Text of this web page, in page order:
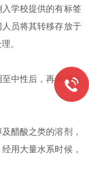
学校提供的有标签
员将其转移存放于
。
中性后，再倾倒入
醋酸之类的溶剂，
用大量水系时候，